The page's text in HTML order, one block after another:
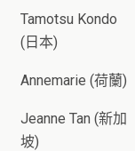
Tamotsu Kondo
(日本)
Annemarie (荷蘭)
Jeanne Tan (新加
坡)